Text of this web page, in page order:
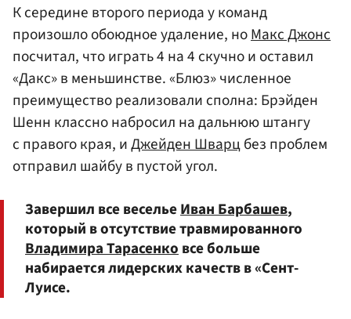
К середине второго периода у команд
произошло обоюдное удаление, ноМакс Джонс
посчитал, что играть 4 на 4 скучно и оставил
«Дакс» в меньшинстве. «Блюз» численное
преимущество реализовали сполна: Брэйден
Шенн классно набросил на дальнюю штангу
с правого края, иДжейден Шварцбез проблем
отправил шайбу в пустой угол.
Завершил все весельеИван Барбашев,
который в отсутствие травмированного
Владимира Тарасенковсе больше
набирается лидерских качеств в «Сент-
Луисе.